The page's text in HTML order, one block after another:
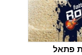
פתאל